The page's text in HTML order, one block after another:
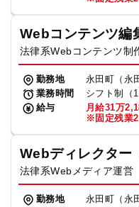
Webコンテンツ編
法律系Webコンテンツ制
勤務地
永田町（永
業務時間
シフト制（
給与
月給31万
※固定残業
Webディレクター
法律系Webメディア運営
勤務地 永田町（永